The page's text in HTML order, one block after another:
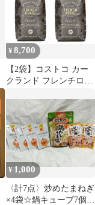
¥8,700
【2袋】コストコ カー
クランド フレンチロー
¥ 1,000
〈計7点〉炒めたまねぎ
×4袋☆鍋キューブ7個入